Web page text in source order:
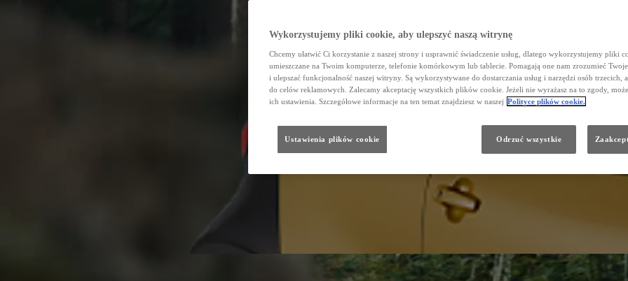
FLOTA/DOSTAWCZE
Galeria
Wykorzystujemy pliki cookie, aby ulepszyć naszą witrynę
Chcemy ułatwić Ci korzystanie z naszej strony i usprawnić świadczenie usług, dlatego wykorzystujemy pliki
umieszczane na Twoim komputerze, telefonie komórkowym lub tablecie. Pomagają one nam zrozumieć
i ulepszać funkcjonalność naszej witryny. Są wykorzystywane do dostarczania usług i narzędzi osób trzecich, a
do celów reklamowych. Zalecamy akceptację wszystkich plików cookie. Jeżeli nie wyrażasz na to zgody,
ich ustawienia. Szczegółowe informacje na ten temat znajdziesz w naszej Polityce plików cookie.
Ustawienia plików cookie Odrzuć wszystkie